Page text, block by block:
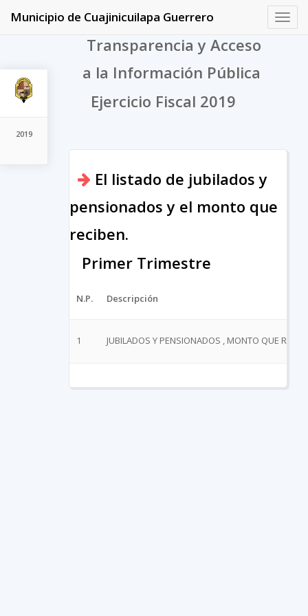
2019
Municipio de Cuajinicuilapa Guerrero
Transparencia y Acceso
a la Información Pública
Ejercicio Fiscal 2019
El listado de jubilados y
pensionados y el monto que
reciben.
Primer Trimestre
N.P. Descripción
1 JUBILADOS Y PENSIONADOS , MONTO QUE